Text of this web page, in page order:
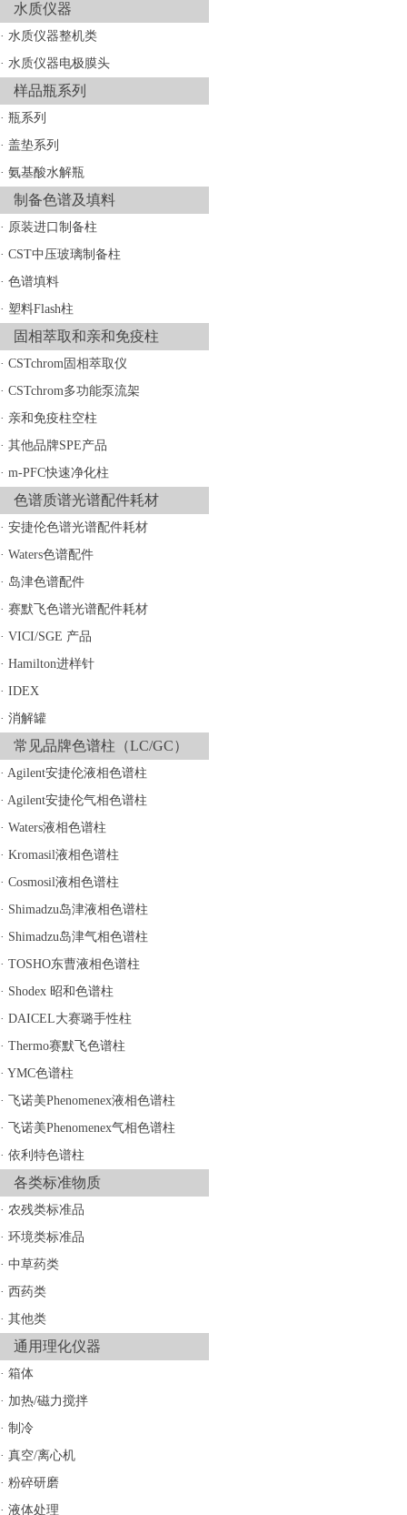
水质仪器
· 水质仪器整机类
· 水质仪器电极膜头
样品瓶系列
· 瓶系列
· 盖垫系列
· 氨基酸水解瓶
制备色谱及填料
· 原装进口制备柱
· CST中压玻璃制备柱
· 色谱填料
· 塑料Flash柱
固相萃取和亲和免疫柱
· CSTchrom固相萃取仪
· CSTchrom多功能泵流架
· 亲和免疫柱空柱
· 其他品牌SPE产品
· m-PFC快速净化柱
色谱质谱光谱配件耗材
· 安捷伦色谱光谱配件耗材
· Waters色谱配件
· 岛津色谱配件
· 赛默飞色谱光谱配件耗材
· VICI/SGE 产品
· Hamilton进样针
· IDEX
· 消解罐
常见品牌色谱柱（LC/GC）
· Agilent安捷伦液相色谱柱
· Agilent安捷伦气相色谱柱
· Waters液相色谱柱
· Kromasil液相色谱柱
· Cosmosil液相色谱柱
· Shimadzu岛津液相色谱柱
· Shimadzu岛津气相色谱柱
· TOSHO东曹液相色谱柱
· Shodex 昭和色谱柱
· DAICEL大赛璐手性柱
· Thermo赛默飞色谱柱
· YMC色谱柱
·
飞诺美Phenomenex液相色谱柱
·
飞诺美Phenomenex气相色谱柱
· 依利特色谱柱
各类标准物质
· 农残类标准品
· 环境类标准品
· 中草药类
· 西药类
· 其他类
通用理化仪器
· 箱体
· 加热/磁力搅拌
· 制冷
· 真空/离心机
· 粉碎研磨
· 液体处理